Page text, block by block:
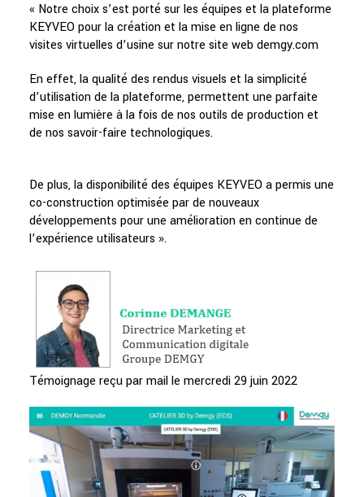
« Notre choix s’est porté sur les équipes et la plateforme
KEYVEO pour la création et la mise en ligne de nos
visites virtuelles d’usine sur notre site web demgy.com
En effet, la qualité des rendus visuels et la simplicité
d’utilisation de la plateforme, permettent une parfaite
mise en lumière à la fois de nos outils de production et
de nos savoir-faire technologiques.
De plus, la disponibilité des équipes KEYVEO a permis une
co-construction optimisée par de nouveaux
développements pour une amélioration en continue de
l’expérience utilisateurs ».
Témoignage reçu par mail le mercredi 29 juin 2022